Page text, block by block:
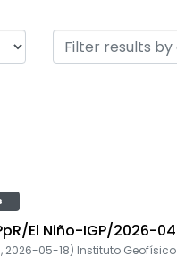
El Niño-IGP/2026-04
, 2026-05-18) Instituto Geofísico